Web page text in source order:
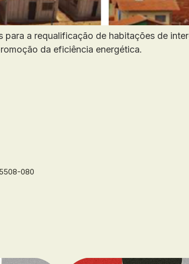
para a requalificação de habitações de
da eficiência energética.
080